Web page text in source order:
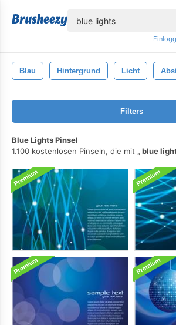
Blau Hintergrund Licht
Filters
Blue Lights Pinsel
1.100 kostenlosen Pinseln, die mit
blue